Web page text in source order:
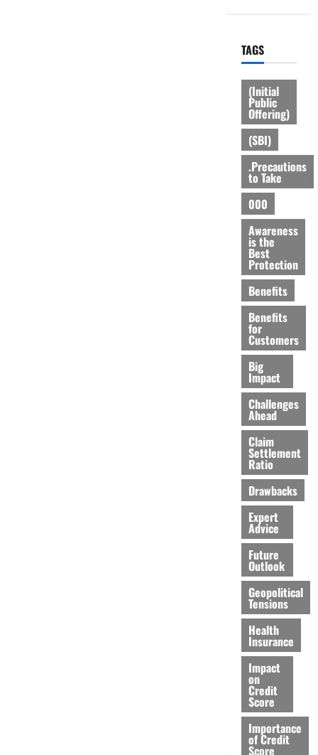
TAGS
(Initial
Public
Offering)
(SBI)
.Precautions
to Take
000
Awareness
is the
Best
Protection
Benefits
Benefits
for
Customers
Big
Impact
Challenges
Ahead
Claim
Settlement
Ratio
Drawbacks
Expert
Advice
Future
Outlook
Geopolitical
Tensions
Health
Insurance
Impact
on
Credit
Score
Importance
of Credit
Score